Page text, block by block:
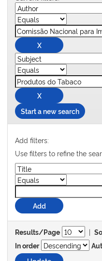
Start a new search
Add filters:
Use filters to refine the
Results/Page |
In order